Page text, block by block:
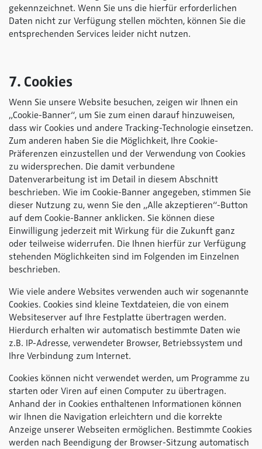
gekennzeichnet. Wenn Sie uns die hierfür erforderlichen
Daten nicht zur Verfügung stellen möchten, können Sie die
entsprechenden Services leider nicht nutzen.
7. Cookies
Wenn Sie unsere Website besuchen, zeigen wir Ihnen ein
„Cookie-Banner“, um Sie zum einen darauf hinzuweisen,
dass wir Cookies und andere Tracking-Technologie einsetzen.
Zum anderen haben Sie die Möglichkeit, Ihre Cookie-
Präferenzen einzustellen und der Verwendung von Cookies
zu widersprechen. Die damit verbundene
Datenverarbeitung ist im Detail in diesem Abschnitt
beschrieben. Wie im Cookie-Banner angegeben, stimmen Sie
dieser Nutzung zu, wenn Sie den „Alle akzeptieren“-Button
auf dem Cookie-Banner anklicken. Sie können diese
Einwilligung jederzeit mit Wirkung für die Zukunft ganz
oder teilweise widerrufen. Die Ihnen hierfür zur Verfügung
stehenden Möglichkeiten sind im Folgenden im Einzelnen
beschrieben.
Wie viele andere Websites verwenden auch wir sogenannte
Cookies. Cookies sind kleine Textdateien, die von einem
Websiteserver auf Ihre Festplatte übertragen werden.
Hierdurch erhalten wir automatisch bestimmte Daten wie
z.B. IP-Adresse, verwendeter Browser, Betriebssystem und
Ihre Verbindung zum Internet.
Cookies können nicht verwendet werden, um Programme zu
starten oder Viren auf einen Computer zu übertragen.
Anhand der in Cookies enthaltenen Informationen können
wir Ihnen die Navigation erleichtern und die korrekte
Anzeige unserer Webseiten ermöglichen. Bestimmte Cookies
werden nach Beendigung der Browser-Sitzung automatisch